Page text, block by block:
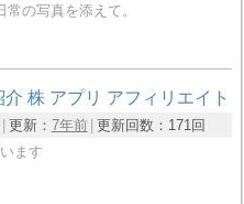
の写真を添えて。
株 アプリ アフィリエイト
更新： 7年前 更新回数： 171回
ます